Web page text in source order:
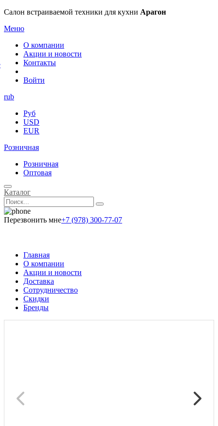
Салон встраиваемой техники для кухни Арагон
Меню
О компании
Акции и новости
Контакты
Войти
rub
Руб
USD
EUR
Розничная
Розничная
Оптовая
Каталог
Перезвонить мне+7 (978) 300-77-07
Главная
О компании
Акции и новости
Доставка
Сотрудничество
Скидки
Бренды